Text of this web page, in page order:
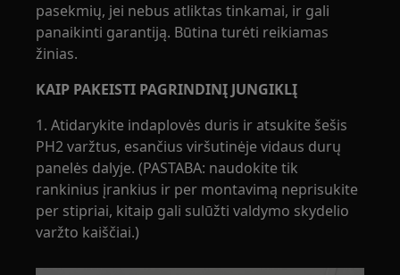
pasekmių, jei nebus atliktas tinkamai, ir gali
panaikinti garantiją. Būtina turėti reikiamas
žinias.
KAIP PAKEISTI PAGRINDINĮ JUNGIKLĮ
1. Atidarykite indaplovės duris ir atsukite šešis
PH2 varžtus, esančius viršutinėje vidaus durų
panelės dalyje. (PASTABA: naudokite tik
rankinius įrankius ir per montavimą neprisukite
per stipriai, kitaip gali sulūžti valdymo skydelio
varžto kaiščiai.)